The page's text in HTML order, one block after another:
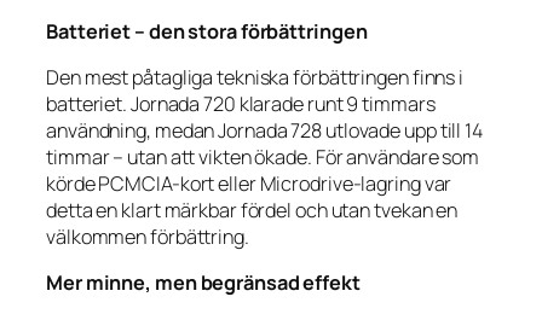
Batteriet – den stora förbättringen
Den mest påtagliga tekniska förbättringen finns i
batteriet. Jornada 720 klarade runt 9 timmars
användning, medan Jornada 728 utlovade upp till 14
timmar – utan att vikten ökade. För användare som
körde PCMCIA-kort eller Microdrive-lagring var
detta en klart märkbar fördel och utan tvekan en
välkommen förbättring.
Mer minne, men begränsad effekt